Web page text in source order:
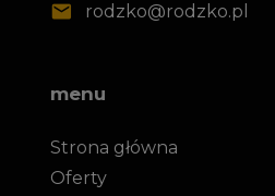
rodzko@rodzko.pl
menu
Strona główna
Oferty